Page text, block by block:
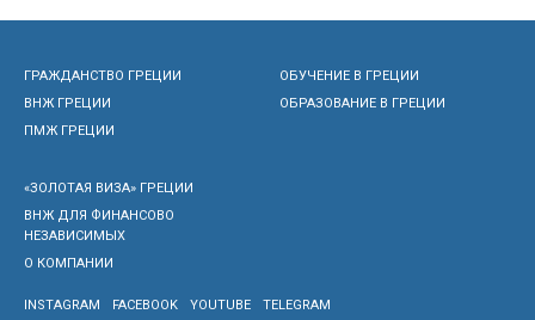
ГРАЖДАНСТВО ГРЕЦИИ
ВНЖ ГРЕЦИИ
ПМЖ ГРЕЦИИ
ОБУЧЕНИЕ В ГРЕЦИИ
ОБРАЗОВАНИЕ В ГРЕЦИИ
«ЗОЛОТАЯ ВИЗА» ГРЕЦИИ
ВНЖ ДЛЯ ФИНАНСОВО
НЕЗАВИСИМЫХ
О КОМПАНИИ
INSTAGRAM FACEBOOK YOUTUBE TELEGRAM